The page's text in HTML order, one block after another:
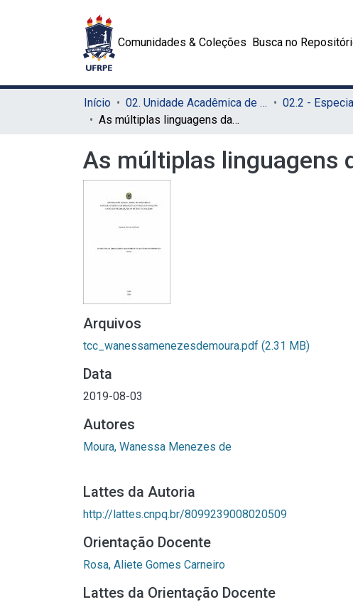
Comunidades & Coleções Busca no
Início 02. Unidade Acadêmica de Educação a Distância e Tecnologia (UAEADTec)
As múltiplas linguagens das narrativas digitais no ensino da arte
As múltiplas linguagens
Arquivos
tcc_wanessamenezesdemoura.pdf (2.31 MB)
Data
2019-08-03
Autores
Moura, Wanessa Menezes de
Lattes da Autoria
http://lattes.cnpq.br/8099239008020509
Orientação Docente
Rosa, Aliete Gomes Carneiro
Lattes da Orientação Docente